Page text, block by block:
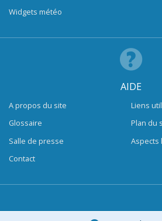
Widgets météo
AIDE
A propos du site
Glossaire
Salle de presse
Contact
Liens
Plan du
Aspects